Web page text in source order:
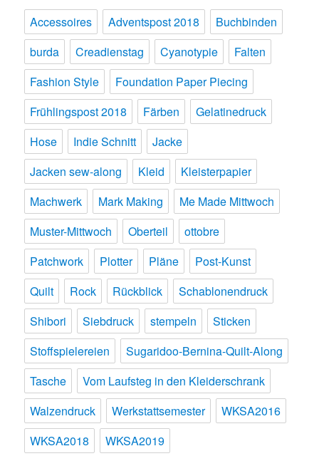
Accessoires Adventspost 2018
Buchbinden
burda
Creadienstag Cyanotypie
Falten
Fashion Style
Foundation Paper Piecing
Frühlingspost 2018
Färben
Gelatinedruck
Hose
Indie Schnitt
Jacke
Jacken sew-along
Kleid
Kleisterpapier
Machwerk
Mark Making
Me Made Mittwoch
Muster-Mittwoch
Oberteil
ottobre
Patchwork
Plotter Pläne
Post-Kunst
Quilt
Rock Rückblick
Schablonendruck
Shibori
Siebdruck stempeln
Sticken
Stoffspielereien
Sugaridoo-Bernina-Quilt-Along
Tasche
Vom Laufsteg in den Kleiderschrank
Walzendruck
Werkstattsemester
WKSA2016
WKSA2018
WKSA2019